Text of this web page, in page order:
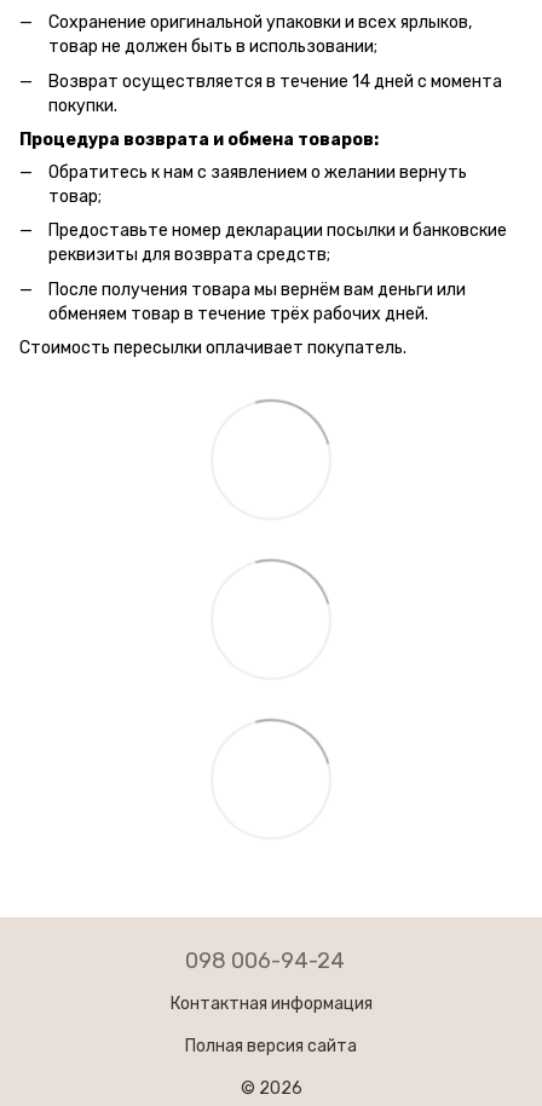
Сохранение оригинальной упаковки и всех ярлыков,
товар не должен быть в использовании;
Возврат осуществляется в течение 14 дней с момента
покупки.
Процедура возврата и обмена товаров:
Обратитесь к нам с заявлением о желании вернуть
товар;
Предоставьте номер декларации посылки и банковские
реквизиты для возврата средств;
После получения товара мы вернём вам деньги или
обменяем товар в течение трёх рабочих дней.
Стоимость пересылки оплачивает покупатель.
098 006-94-24
Контактная информация
Полная версия сайта
© 2026